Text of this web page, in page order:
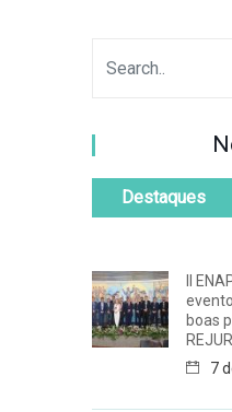
Destaques
II
boas
REJUR
7